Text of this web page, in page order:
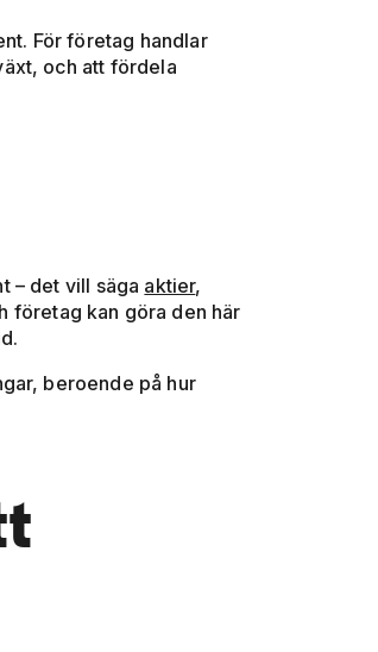
För företag handlar
och att fördela
– det vill säga aktier,
företag kan göra den här
beroende på hur